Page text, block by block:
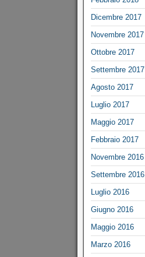
Dicembre 2017
Novembre 2017
Ottobre 2017
Settembre 2017
Agosto 2017
Luglio 2017
Maggio 2017
Febbraio 2017
Novembre 2016
Settembre 2016
Luglio 2016
Giugno 2016
Maggio 2016
Marzo 2016